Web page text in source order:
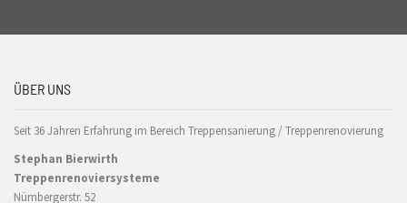
ÜBER UNS
Seit 36 Jahren Erfahrung im Bereich Treppensanierung / Treppenrenovierung
Stephan Bierwirth
Treppenrenoviersysteme
Nürnbergerstr. 52